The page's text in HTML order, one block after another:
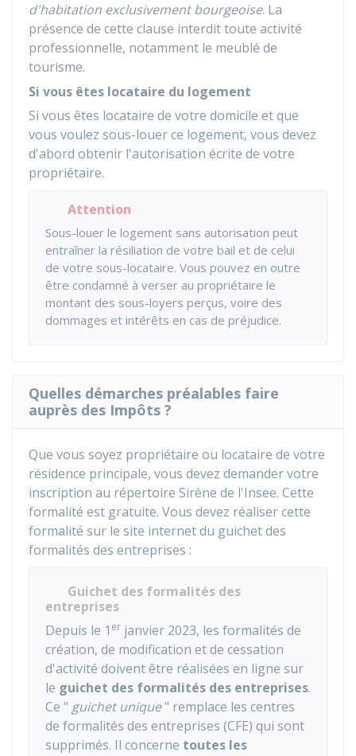
d'habitation exclusivement bourgeoise. La
présence de cette clause interdit toute activité
professionnelle, notamment le meublé de
tourisme.
Si vous êtes locataire du logement
Si vous êtes locataire de votre domicile et que
vous voulez sous-louer ce logement, vous devez
d'abord obtenir l'autorisation écrite de votre
propriétaire.
Attention
Sous-louer le logement sans autorisation peut
entraîner la résiliation de votre bail et de celui
de votre sous-locataire. Vous pouvez en outre
être condamné à verser au propriétaire le
montant des sous-loyers perçus, voire des
dommages et intérêts en cas de préjudice.
Quelles démarches préalables faire
auprès des Impôts ?
Que vous soyez propriétaire ou locataire de votre
résidence principale, vous devez demander votre
inscription au répertoire Sirène de l'Insee. Cette
formalité est gratuite. Vous devez réaliser cette
formalité sur le site internet du guichet des
formalités des entreprises :
Guichet des formalités des
entreprises
Depuis le 1 er janvier 2023, les formalités de
création, de modification et de cessation
d'activité doivent être réalisées en ligne sur
le guichet des formalités des entreprises.
Ce " guichet unique" remplace les centres
de formalités des entreprises (CFE) qui sont
supprimés. Il concerne toutes les